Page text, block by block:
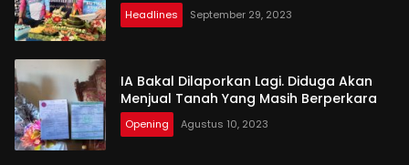
Headlines September 29, 2023
IA Bakal Dilaporkan Lagi. Diduga Akan
Menjual Tanah Yang Masih Berperkara
Opening Agustus 10, 2023